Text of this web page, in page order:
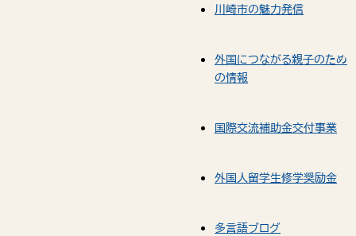
川崎市の魅力発信
外国につながる親子のため
の情報
国際交流補助金交付事業
外国人留学生修学奨励金
多言語ブログ